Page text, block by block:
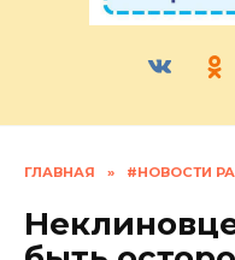
ГЛАВНАЯ » #НОВОСТИ